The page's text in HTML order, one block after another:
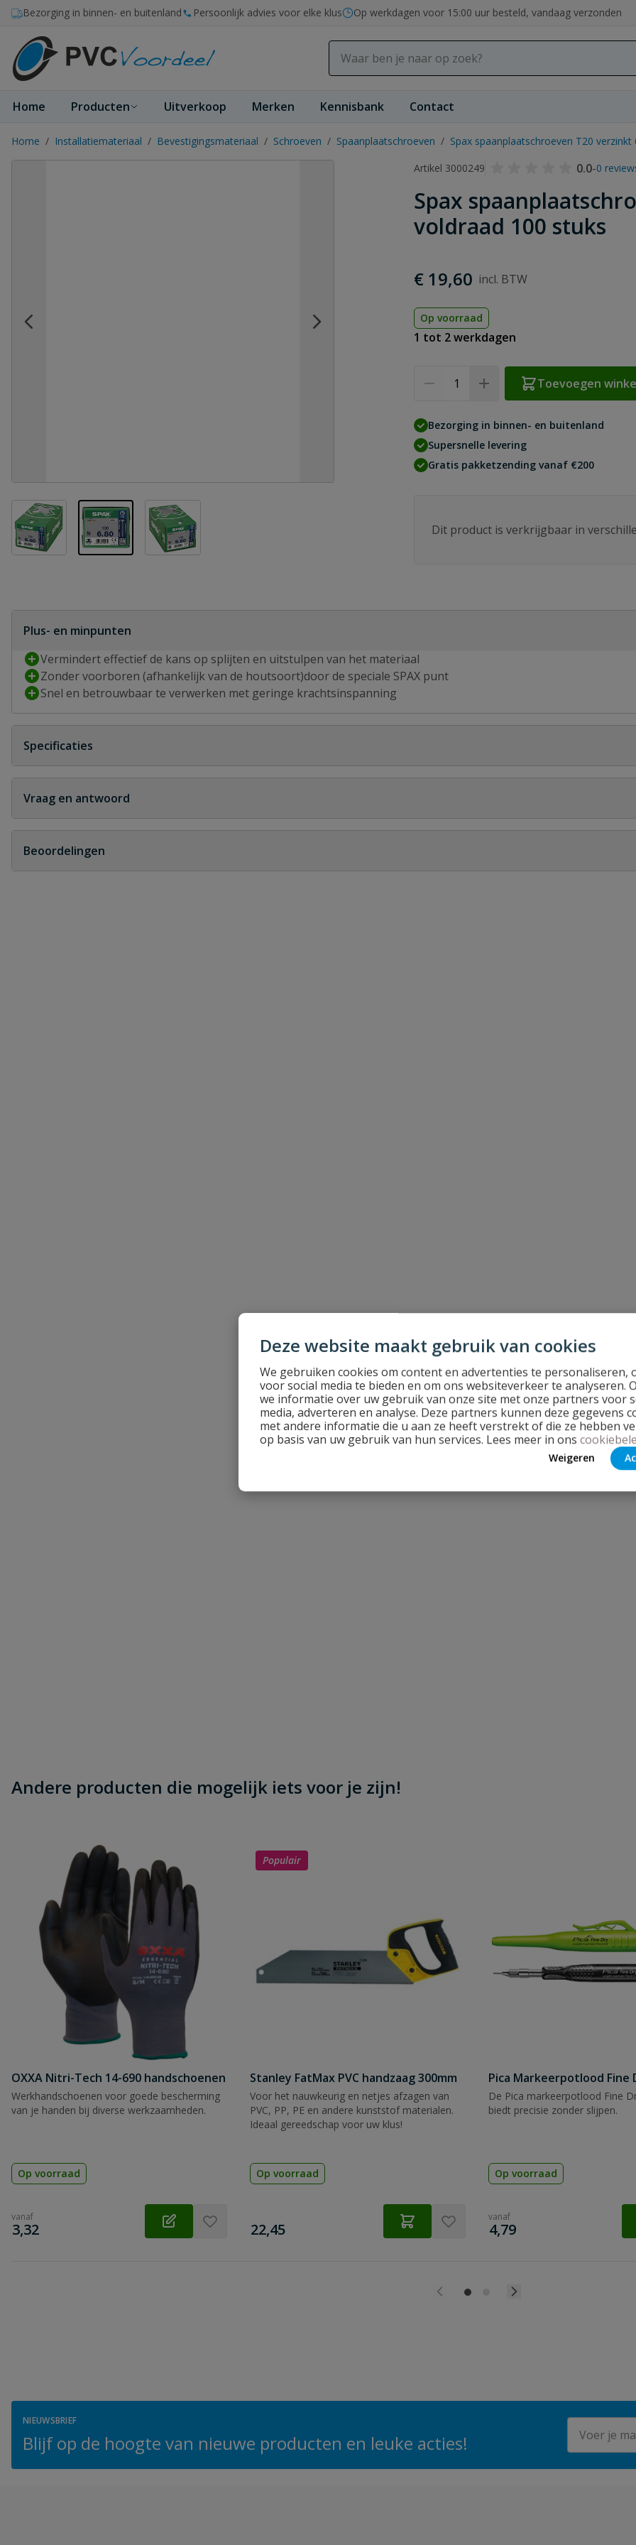
Deze website maakt gebruik van cookies
We gebruiken cookies om content en advertenties te personaliseren,
voor social media te bieden en om ons websiteverkeer te analyseren.
we informatie over uw gebruik van onze site met onze partners voor
media, adverteren en analyse. Deze partners kunnen deze gegevens
met andere informatie die u aan ze heeft verstrekt of die ze hebben
op basis van uw gebruik van hun services. Lees meer in ons
Weigeren
Ga naar de inhoud
Bezorging in binnen- en buitenland Persoonlijk advies voor elke klus Op werkdagen voor 15:00 uur besteld, vandaag verzonden
Home Producten Uitverkoop Merken Kennisbank Contact
Home / Installatiemateriaal / Bevestigingsmateriaal / Schroeven / Spaanplaatschroeven / Spax spaanplaatschroeven T20
Artikel 3000249
0.0-0
Spax
voldraad 100 stuks
View larger imageView larger imageView larger image
€ 19,60
Op voorraad
1 tot 2 werkdagen
Toevoegen
Bezorging in binnen- en buitenland
Supersnelle levering
Gratis pakketzending vanaf €200
Dit product is verkrijgbaar in
Plus- en minpunten
Vermindert effectief de kans op splijten en uitstulpen van het materiaal
Zonder voorboren (afhankelijk van de houtsoort)door de speciale SPAX punt
Snel en betrouwbaar te verwerken met geringe krachtsinspanning
Specificaties
Artikelnummer fabrikant 1191010600803
Bitmaat
61 mm
Vraag en antwoord
Geen vragen
Beoordelingen
Andere producten die mogelijk iets voor je zijn!
OXXA Nitri-Tech 14-690 handschoenen
Werkhandschoenen voor goede bescherming
van je handen bij diverse werkzaamheden.
Op voorraad
vanaf
€
3,32
Populair
Stanley FatMax PVC handzaag 300mm
Voor het nauwkeurig en netjes afzagen van
PVC, PP, PE en andere kunststof materialen.
Ideaal gereedschap voor uw klus!
Op voorraad
€
22,45
Pica Markeerpotlood Fine
De Pica markeerpotlood Fine
biedt precisie zonder slijpen.
Op voorraad
vanaf
€
4,79
NIEUWSBRIEF
Blijf op de hoogte van nieuwe producten en leuke acties!